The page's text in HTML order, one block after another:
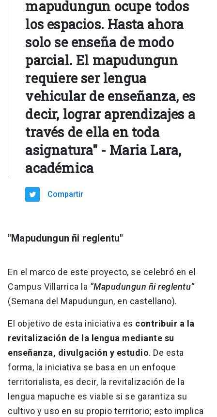
mapudungun ocupe todos
los espacios. Hasta ahora
solo se enseña de modo
parcial. El mapudungun
requiere ser lengua
vehicular de enseñanza, es
decir, lograr aprendizajes a
través de ella en toda
asignatura" - Maria Lara,
académica
Compartir
"Mapudungun ñi reglentu"
En el marco de este proyecto, se celebró en el
Campus Villarrica la “Mapudungun ñi reglentu”
(Semana del Mapudungun, en castellano).
El objetivo de esta iniciativa es contribuir a la
revitalización de la lengua mediante su
enseñanza, divulgación y estudio. De esta
forma, la iniciativa se basa en un enfoque
territorialista, es decir, la revitalización de la
lengua mapuche es viable si se garantiza su
cultivo y uso en su propio territorio; esto implica